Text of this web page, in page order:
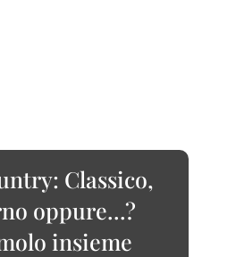
Classico,
oppure…?
insieme